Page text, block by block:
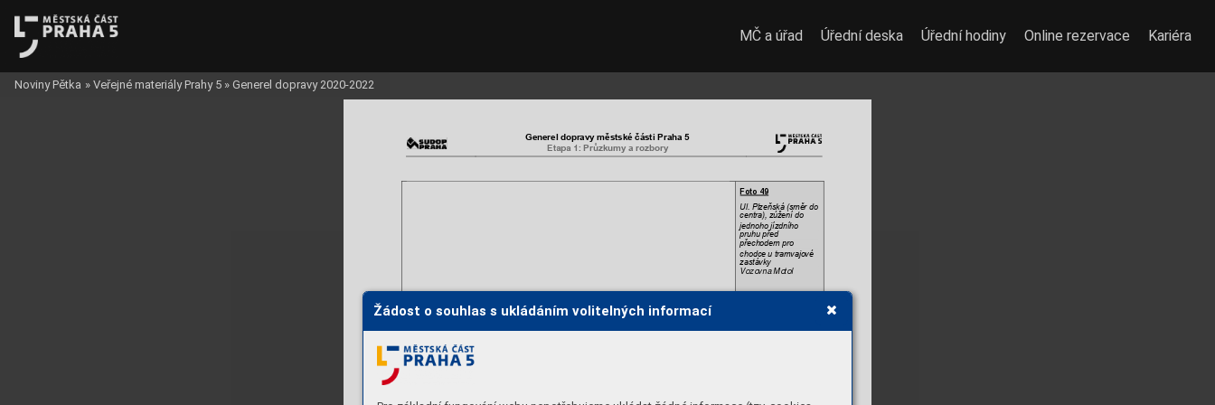
Žádost o souhlas s ukládáním volitelných informací
Generel dopravy městské části Praha 5
Etapa 1: Průzkumy a rozbory
Foto 49
Ul. Plzeňská (směr do
centra), zúžení do
jednoho jízdního
pruhu před
přechodem pro
chodce u tramvajové
zastávky
Vozovna Motol
MČ a úřad Úřední deska Úřední hodiny Online rezervace Kariéra
Noviny Pětka » Veřejné materiály Prahy 5 » Generel dopravy 2020-2022